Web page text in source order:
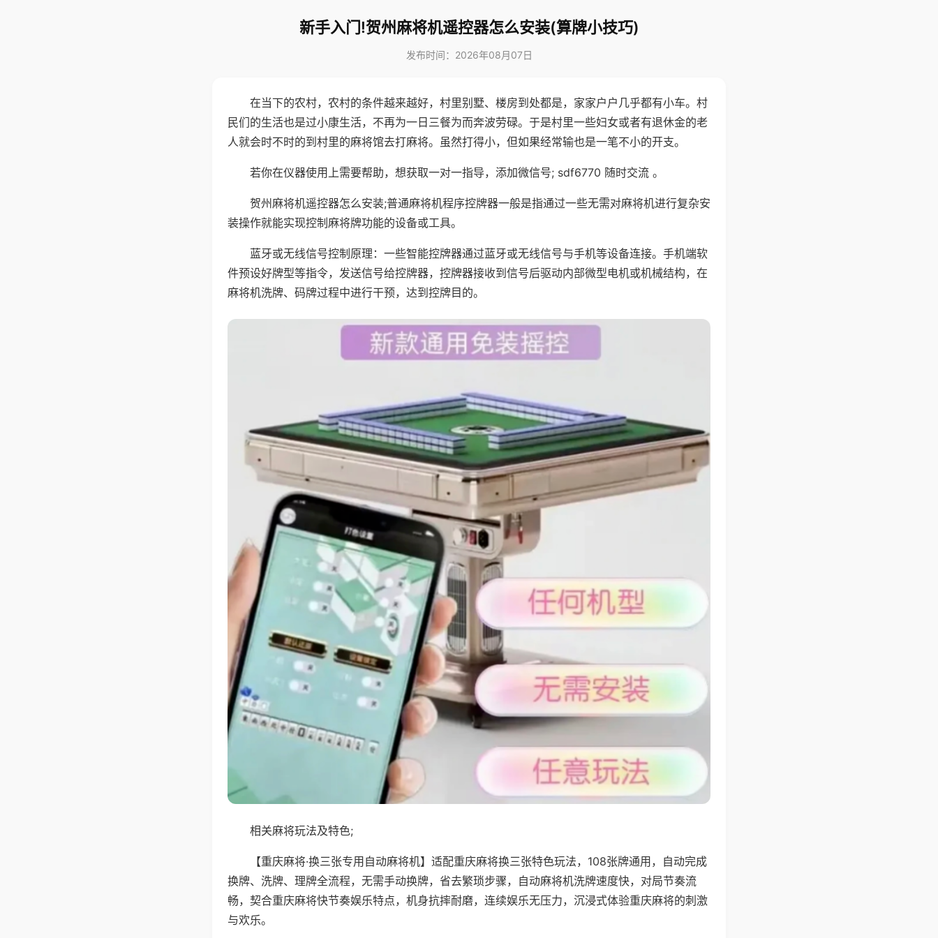
新手入门!贺州麻将机遥控器怎么安装(算牌小技巧)
发布时间：2026年08月07日
在当下的农村，农村的条件越来越好，村里别墅、楼房到处都是，家家户户几乎都有小车。村
民们的生活也是过小康生活，不再为一日三餐为而奔波劳碌。于是村里一些妇女或者有退休金的老
人就会时不时的到村里的麻将馆去打麻将。虽然打得小，但如果经常输也是一笔不小的开支。
若你在仪器使用上需要帮助，想获取一对一指导，添加微信号; sdf6770 随时交流 。
贺州麻将机遥控器怎么安装;普通麻将机程序控牌器一般是指通过一些无需对麻将机进行复杂安
装操作就能实现控制麻将牌功能的设备或工具。
蓝牙或无线信号控制原理：一些智能控牌器通过蓝牙或无线信号与手机等设备连接。手机端软
件预设好牌型等指令，发送信号给控牌器，控牌器接收到信号后驱动内部微型电机或机械结构，在
麻将机洗牌、码牌过程中进行干预，达到控牌目的。
相关麻将玩法及特色;
【重庆麻将·换三张专用自动麻将机】适配重庆麻将换三张特色玩法，108张牌通用，自动完成
换牌、洗牌、理牌全流程，无需手动换牌，省去繁琐步骤，自动麻将机洗牌速度快，对局节奏流
畅，契合重庆麻将快节奏娱乐特点，机身抗摔耐磨，连续娱乐无压力，沉浸式体验重庆麻将的刺激
与欢乐。